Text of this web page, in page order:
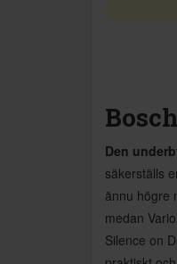
Den
säkerställs
ännu högre
medan
Silence on